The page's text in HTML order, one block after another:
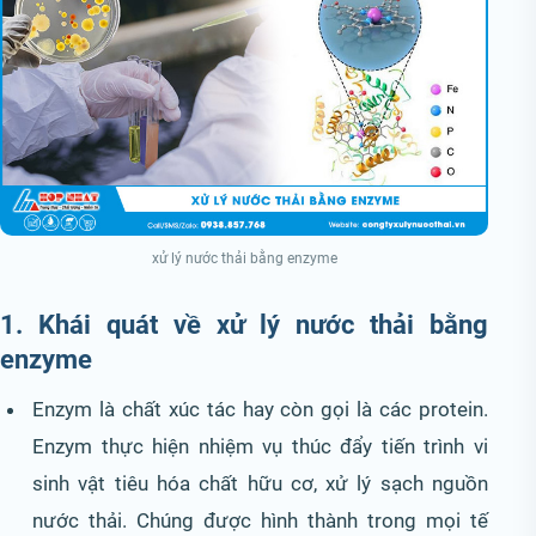
xử lý nước thải bằng enzyme
1. Khái quát về xử lý nước thải bằng
enzyme
Enzym là chất xúc tác hay còn gọi là các protein.
Enzym thực hiện nhiệm vụ thúc đẩy tiến trình vi
sinh vật tiêu hóa chất hữu cơ, xử lý sạch nguồn
nước thải. Chúng được hình thành trong mọi tế